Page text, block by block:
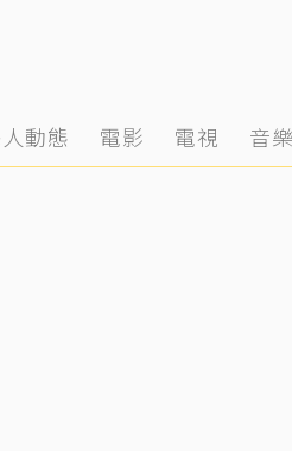
動態 電影 電視 音樂